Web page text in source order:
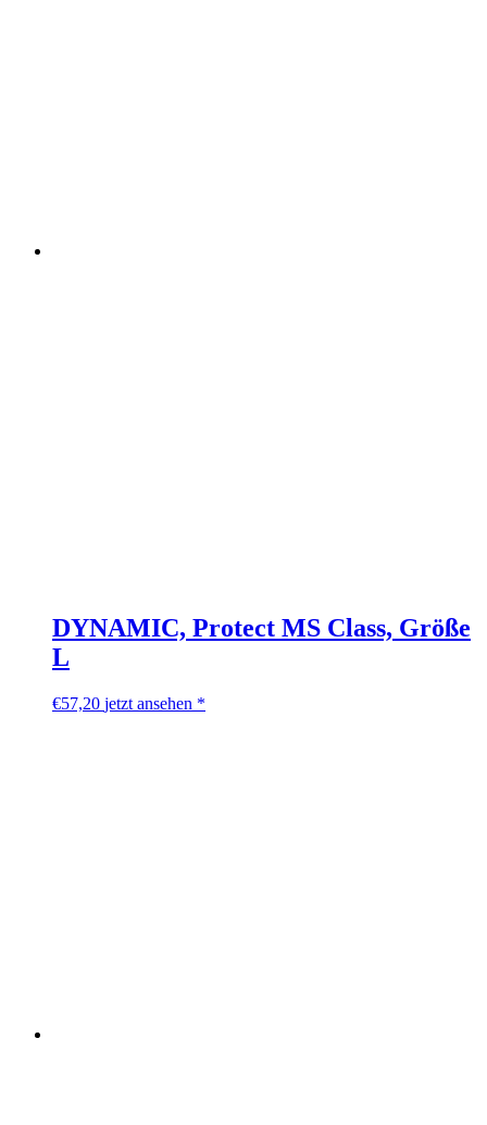
DYNAMIC, Protect MS Class, Größe
L
€57,20 jetzt ansehen *